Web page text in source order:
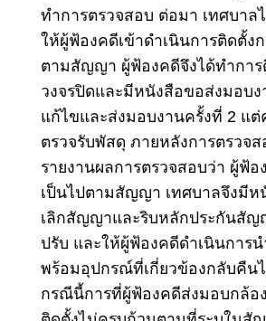
ทำการตรวจสอบ ต่อมา เทศบาล
ให้ผู้ฟ้องคดีเข้าดำเนินการติดตั้ง
ตามสัญญา ผู้ฟ้องคดีจึงได้ทำการ
วงจรปิดและมีหนังสือขอส่งมอบง
แก้ไขและส่งมอบงานครั้งที่ 2 แ
ตรวจรับพัสดุ ภายหลังการตรวจ
รายงานผลการตรวจสอบว่า ผู้ฟ้
เป็นไปตามสัญญา เทศบาลจึงมีห
เลิกสัญญาและริบหลักประกันสัญ
ปรับ และให้ผู้ฟ้องคดีดำเนินการ
พร้อมอุปกรณ์ที่เกี่ยวข้องกลับคืน
กรณีนี้การที่ผู้ฟ้องคดีส่งมอบกล้อ